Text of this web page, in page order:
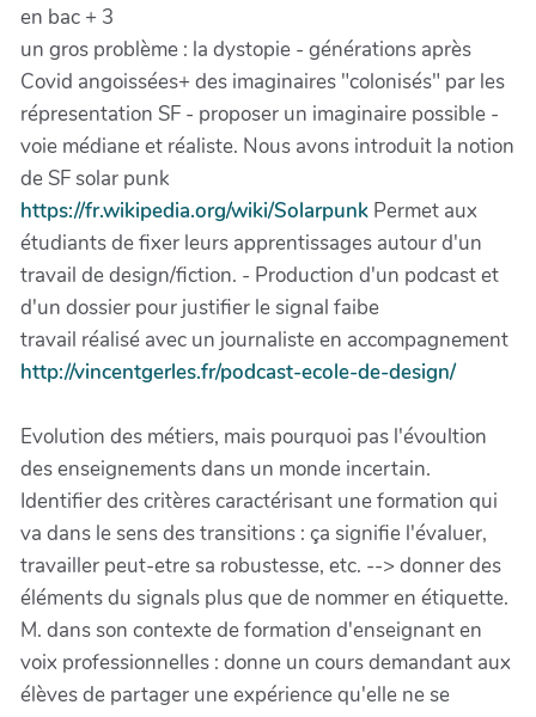
en bac + 3
un gros problème : la dystopie - générations après
Covid angoissées+ des imaginaires "colonisés" par les
répresentation SF - proposer un imaginaire possible -
voie médiane et réaliste. Nous avons introduit la notion
de SF solar punk
https://fr.wikipedia.org/wiki/Solarpunk Permet aux
étudiants de fixer leurs apprentissages autour d'un
travail de design/fiction. - Production d'un podcast et
d'un dossier pour justifier le signal faibe
travail réalisé avec un journaliste en accompagnement
http://vincentgerles.fr/podcast-ecole-de-design/
Evolution des métiers, mais pourquoi pas l'évoultion
des enseignements dans un monde incertain.
Identifier des critères caractérisant une formation qui
va dans le sens des transitions : ça signifie l'évaluer,
travailler peut-etre sa robustesse, etc. --> donner des
éléments du signals plus que de nommer en étiquette.
M. dans son contexte de formation d'enseignant en
voix professionnelles : donne un cours demandant aux
élèves de partager une expérience qu'elle ne se